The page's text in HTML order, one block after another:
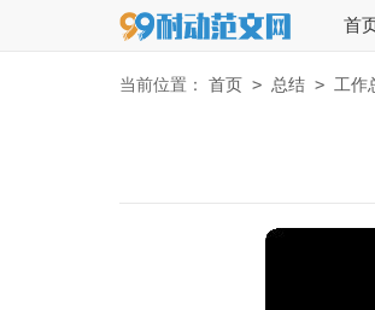
首
当前位置： 首页 > 总结 > 工作